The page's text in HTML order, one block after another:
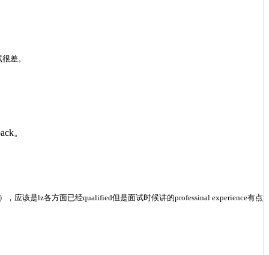
差。
。
应该是lz各方面已经qualified但是面试时候讲的professinal experience有点